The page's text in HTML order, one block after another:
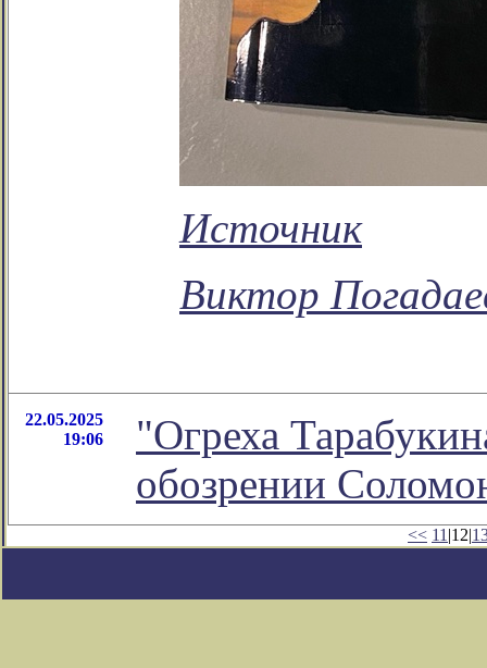
Источник
Виктор
22.05.2025
19:06
"Огреха
обозрении
<< 11 |12|